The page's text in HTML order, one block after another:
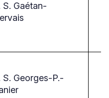
S. Gaétan-
S. Georges-P.-